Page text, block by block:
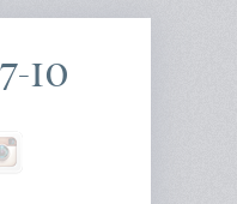
10